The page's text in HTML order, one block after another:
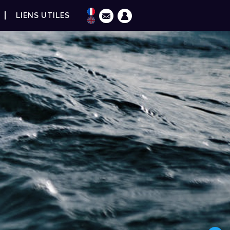
LIENS UTILES